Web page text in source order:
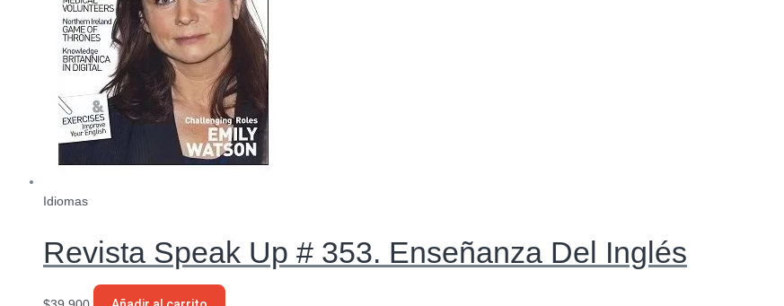
Idiomas
Revista Speak Up # 353. Enseñanza Del Inglés